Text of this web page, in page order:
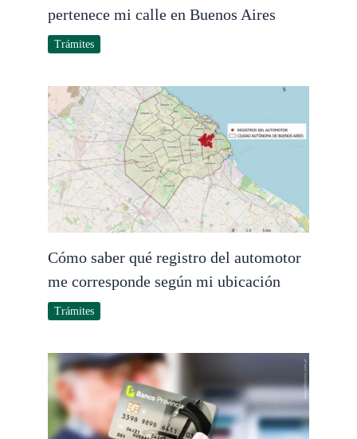
pertenece mi calle en Buenos Aires
Trámites
Cómo saber qué registro del automotor
me corresponde según mi ubicación
Trámites